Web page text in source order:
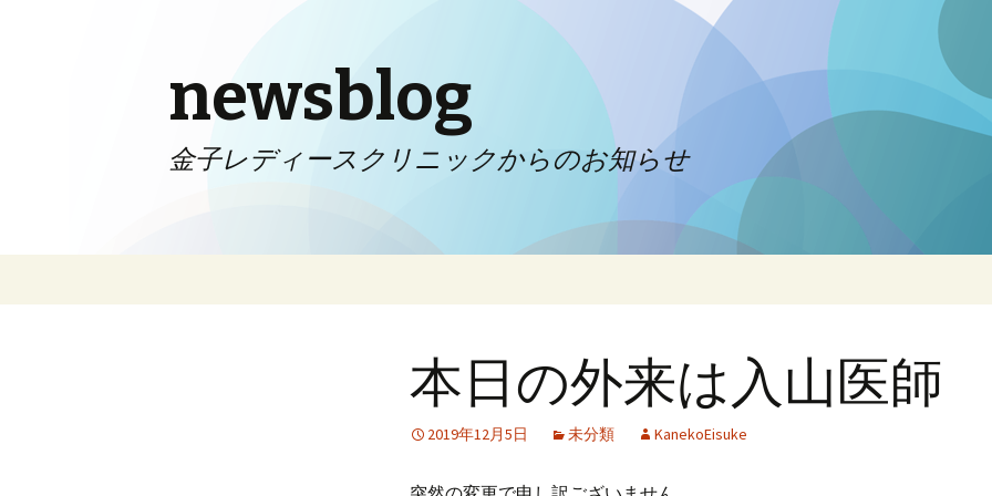
newsblog
金子レディースクリニックからのお知らせ
本日の外来は入山医師
2019年12月5日 未分類 KanekoEisuke